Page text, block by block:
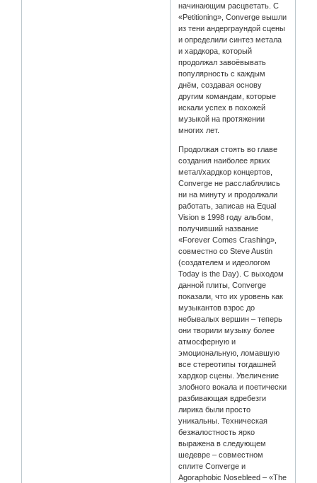
начинающим расцветать. С
«Petitioning», Converge вышли
из тени андерграундой сцены
и определили синтез метала
и хардкора, который
продолжал завоёвывать
популярность с каждым
днём, создавая основу
другим командам, которые
искали успех в похожей
музыкой на протяжении
многих лет.
Продолжая стоять во главе
создания наиболее ярких
метал/хардкор концертов,
Converge не расслаблялись
ни на минуту и продолжали
работать, записав на Equal
Vision в 1998 году альбом,
получивший название
«Forever Comes Crashing»,
совместно со Steve Austin
(создателем и идеологом
Today is the Day). С выходом
данной плиты, Converge
показали, что их уровень как
музыкантов взрос до
небывалых вершин – теперь
они творили музыку более
атмосферную и
эмоциональную, ломавшую
все стереотипы тогдашней
хардкор сцены. Увеличение
злобного вокала и поетически
разбивающая вдребезги
лирика были просто
уникальны. Техническая
безжалостность ярко
выражена в следующем
шедевре – совместном
сплите Converge и
Agoraphobic Nosebleed – «The